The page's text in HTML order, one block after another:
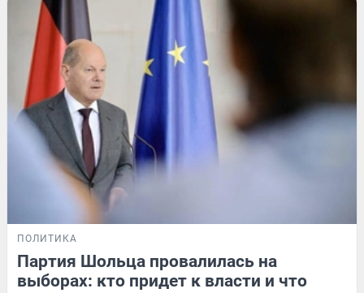
ПОЛИТИКА
Партия Шольца провалилась на
выборах: кто придет к власти и что